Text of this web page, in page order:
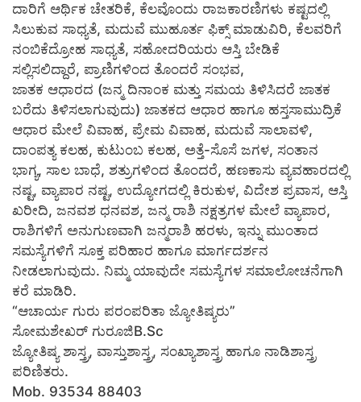
ದಾರಿಗೆ ಆರ್ಥಿಕ ಚೇತರಿಕೆ, ಕೆಲವೊಂದು ರಾಜಕಾರಣಿಗಳು ಕಷ್ಟದಲ್ಲಿ
ಸಿಲುಕುವ ಸಾಧ್ಯತೆ, ಮದುವೆ ಮುಹೂರ್ತ ಫಿಕ್ಸ್ ಮಾಡುವಿರಿ, ಕೆಲವರಿಗೆ
ನಂಬಿಕೆದ್ರೋಹ ಸಾಧ್ಯತೆ, ಸಹೋದರಿಯರು ಆಸ್ತಿ ಬೇಡಿಕೆ
ಸಲ್ಲಿಸಲಿದ್ದಾರೆ, ಪ್ರಾಣಿಗಳಿಂದ ತೊಂದರೆ ಸಂಭವ,
ಜಾತಕ ಆಧಾರದ (ಜನ್ಮ ದಿನಾಂಕ ಮತ್ತು ಸಮಯ ತಿಳಿಸಿದರೆ ಜಾತಕ
ಬರೆದು ತಿಳಿಸಲಾಗುವುದು) ಜಾತಕದ ಆಧಾರ ಹಾಗೂ ಹಸ್ತಸಾಮುದ್ರಿಕೆ
ಆಧಾರ ಮೇಲೆ ವಿವಾಹ, ಪ್ರೇಮ ವಿವಾಹ, ಮದುವೆ ಸಾಲಾವಳಿ,
ದಾಂಪತ್ಯ ಕಲಹ, ಕುಟುಂಬ ಕಲಹ, ಅತ್ತೆ-ಸೊಸೆ ಜಗಳ, ಸಂತಾನ
ಭಾಗ್ಯ, ಸಾಲ ಬಾಧೆ, ಶತ್ರುಗಳಿಂದ ತೊಂದರೆ, ಹಣಕಾಸು ವ್ಯವಹಾರದಲ್ಲಿ
ನಷ್ಟ, ವ್ಯಾಪಾರ ನಷ್ಟ, ಉದ್ಯೋಗದಲ್ಲಿ ಕಿರುಕುಳ, ವಿದೇಶ ಪ್ರವಾಸ, ಆಸ್ತಿ
ಖರೀದಿ, ಜನವಶ ಧನವಶ, ಜನ್ಮ ರಾಶಿ ನಕ್ಷತ್ರಗಳ ಮೇಲೆ ವ್ಯಾಪಾರ,
ರಾಶಿಗಳಿಗೆ ಅನುಗುಣವಾಗಿ ಜನ್ಮರಾಶಿ ಹರಳು, ಇನ್ನು ಮುಂತಾದ
ಸಮಸ್ಯೆಗಳಿಗೆ ಸೂಕ್ತ ಪರಿಹಾರ ಹಾಗೂ ಮಾರ್ಗದರ್ಶನ
ನೀಡಲಾಗುವುದು. ನಿಮ್ಮ ಯಾವುದೇ ಸಮಸ್ಯೆಗಳ ಸಮಾಲೋಚನೆಗಾಗಿ
ಕರೆ ಮಾಡಿರಿ.
“ಆಚಾರ್ಯ ಗುರು ಪರಂಪರಿತಾ ಜ್ಯೋತಿಷ್ಯರು”
ಸೋಮಶೇಖರ್ ಗುರೂಜಿB.Sc
ಜ್ಯೋತಿಷ್ಯ ಶಾಸ್ತ್ರ, ವಾಸ್ತುಶಾಸ್ತ್ರ, ಸಂಖ್ಯಾಶಾಸ್ತ್ರ ಹಾಗೂ ನಾಡಿಶಾಸ್ತ್ರ
ಪರಿಣಿತರು.
Mob. 93534 88403